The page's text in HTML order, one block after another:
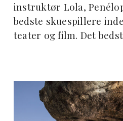
instruktør Lola,
bedste skuespillere
teater og film. Det